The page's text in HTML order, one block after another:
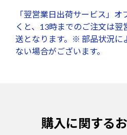
「翌営業日出荷サービス」
くと、13時までのご注文は
送となります。※ 部品状況に
ない場合がございます。
購入に関する